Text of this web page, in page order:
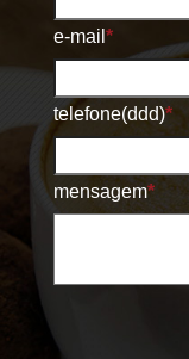
e-mail *
telefone(ddd)*
mensagem*